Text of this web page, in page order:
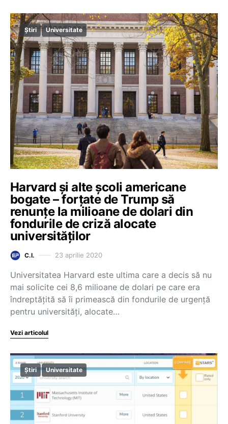
Știri Universitate
Harvard și alte școli americane
bogate – forțate de Trump să
renunțe la milioane de dolari din
fondurile de criză alocate
universităților
C.I. 23 aprilie 2020
Universitatea Harvard este ultima care a decis să nu
mai solicite cei 8,6 milioane de dolari pe care era
îndreptățită să îi primească din fondurile de urgență
pentru universități, alocate…
Vezi articolul
Știri Universitate